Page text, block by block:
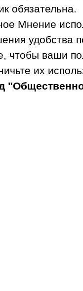
обязательна.
Мнение
удобства
чтобы ваши
их